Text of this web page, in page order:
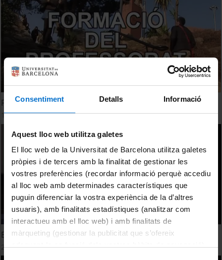
Consentiment Detalls Informació
Aquest lloc web utilitza galetes
El lloc web de la Universitat de Barcelona utilitza galetes
pròpies i de tercers amb la finalitat de gestionar les
vostres preferències (recordar informació perquè accediu
al lloc web amb determinades característiques que
puguin diferenciar la vostra experiència de la d’altres
usuaris), amb finalitats estadístiques (analitzar com
interactueu amb el lloc web) i amb finalitats de
màrqueting (gestionar la publicitat que s’ofereix
Facultat de Formació del Professorat
1 January, 2007
El gust per la lectura
23 January, 2008